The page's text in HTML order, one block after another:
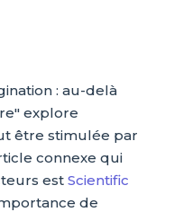
: au-delà
explore
être stimulée par
connexe qui
est Scientific
de